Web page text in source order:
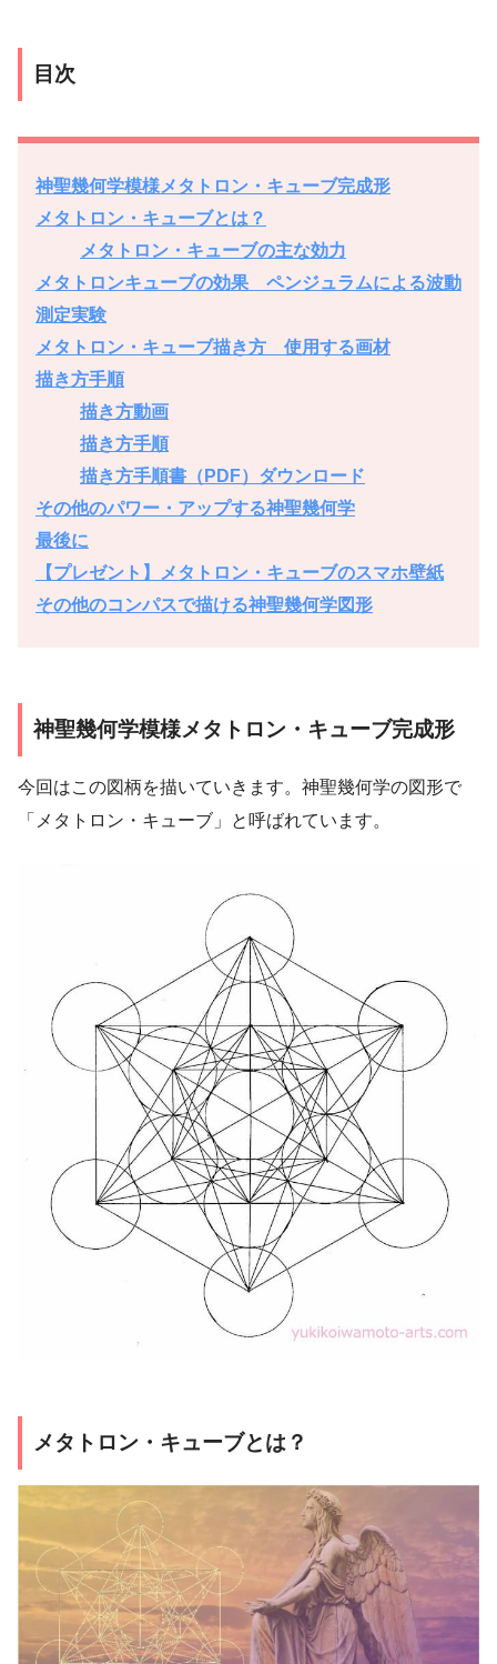
目次
神聖幾何学模様メタトロン・キューブ完成形
メタトロン・キューブとは？
メタトロン・キューブの主な効力
メタトロンキューブの効果 ペンジュラムによる波動
測定実験
メタトロン・キューブ描き方 使用する画材
描き方手順
描き方動画
描き方手順
描き方手順書（PDF）ダウンロード
その他のパワー・アップする神聖幾何学
最後に
【プレゼント】メタトロン・キューブのスマホ壁紙
その他のコンパスで描ける神聖幾何学図形
神聖幾何学模様メタトロン・キューブ完成形
今回はこの図柄を描いていきます。神聖幾何学の図形で
「メタトロン・キューブ」と呼ばれています。
メタトロン・キューブとは？